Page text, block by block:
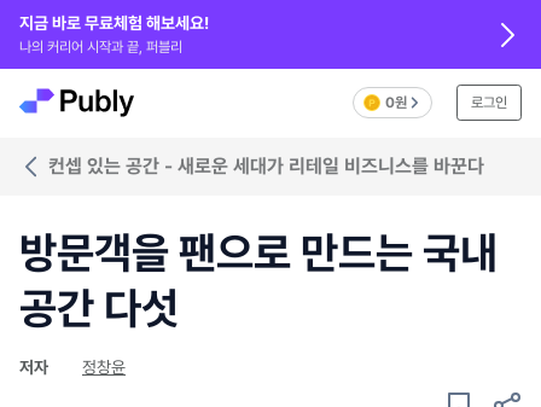
지금 바로 무료체험 해보세요!
나의 커리어 시작과 끝, 퍼블리
0원 로그인
컨셉 있는 공간 - 새로운 세대가 리테일 비즈니스를 바꾼다
방문객을 팬으로 만드는 국내
공간 다섯
저자 정창윤